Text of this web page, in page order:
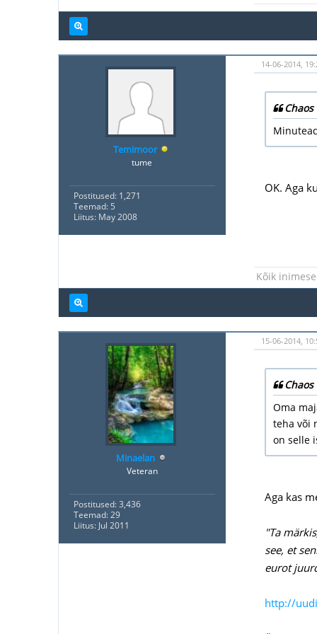
Temimoor
tume
Postitused: 1,271
Teemad: 5
Liitus: May 2008
14-06-2014,
OK. Aga
Kõik
Minaelan
Veteran
Postitused: 3,436
Teemad: 29
Liitus: Jul 2011
15-06-2014,
Oma
teha või
on selle
Aga kas
"Ta
see, et
eurot
http://